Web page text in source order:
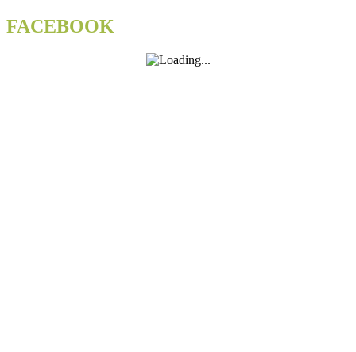
FACEBOOK